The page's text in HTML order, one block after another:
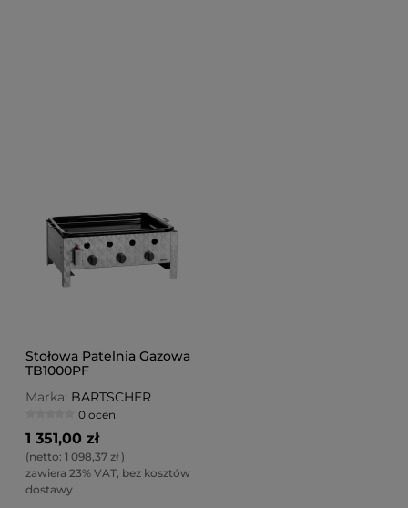
Stołowa Patelnia Gazowa
TB1000PF
Marka: BARTSCHER
0 ocen
1 351,00 zł
(netto: 1 098,37 zł)
zawiera 23% VAT, bez kosztów
dostawy